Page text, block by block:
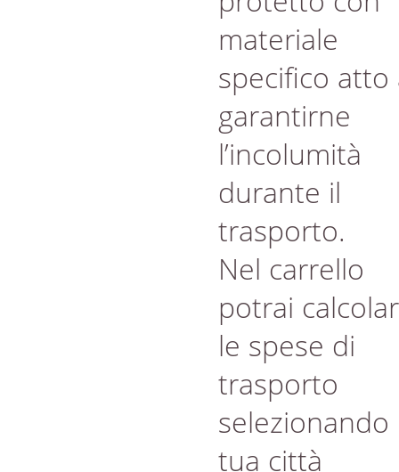
materiale
specifico atto
garantirne
l’incolumità
durante il
trasporto.
Nel carrello
potrai
le spese di
trasporto
selezionando
tua città